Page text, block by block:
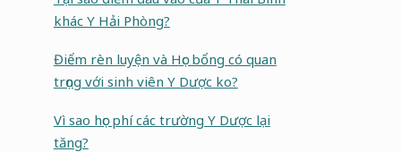
khác Y Hải Phòng?
Điểm rèn luyện và Học bổng có quan
trọng với sinh viên Y Dược ko?
Vì sao học phí các trường Y Dược lại
tăng?